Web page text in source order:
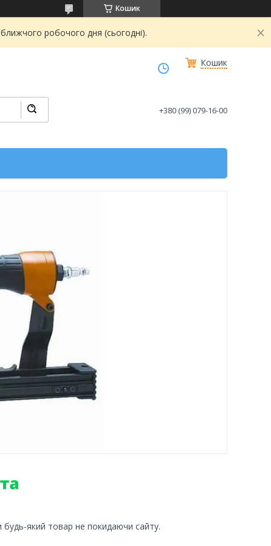
Кошик
робочого дня (сьогодні).
Кошик
+380 (99) 079-16-00
будь-який товар не покидаючи сайту.